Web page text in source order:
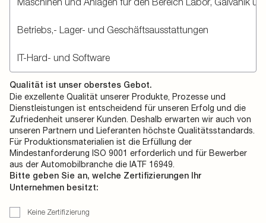
Qualität ist unser oberstes Gebot.
Die exzellente Qualität unserer Produkte, Prozesse und
Dienstleistungen ist entscheidend für unseren Erfolg und die
Zufriedenheit unserer Kunden. Deshalb erwarten wir auch von
unseren Partnern und Lieferanten höchste Qualitätsstandards.
Für Produktionsmaterialien ist die Erfüllung der
Mindestanforderung ISO 9001 erforderlich und für Bewerber
aus der Automobilbranche die IATF 16949.
Bitte geben Sie an, welche Zertifizierungen Ihr
Unternehmen besitzt:
Keine Zertifizierung